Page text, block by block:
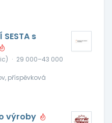
SESTA s
· 29 000–43 000
příspěvková
výroby